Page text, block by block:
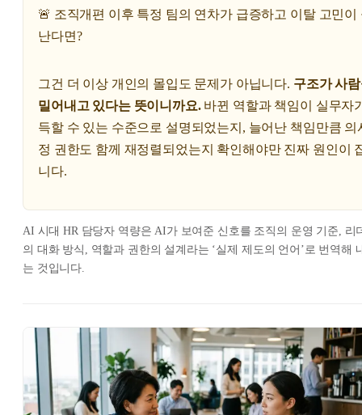
🚨 조직개편 이후 특정 팀의 연차가 급증하고 이탈 고민이
난다면?
그건 더 이상 개인의 몰입도 문제가 아닙니다. 구조가 사
밀어내고 있다는 뜻이니까요.바뀐 역할과 책임이 실무자
득할 수 있는 수준으로 설명되었는지, 늘어난 책임만큼 의
정 권한도 함께 재정렬되었는지 확인해야만 진짜 원인이
니다.
AI 시대 HR 담당자 역량은 AI가 보여준 신호를 조직의 운영 기준, 리
의 대화 방식, 역할과 권한의 설계라는 ‘실제 제도의 언어’로 번역해
는 것입니다.